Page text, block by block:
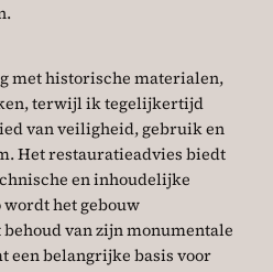
met historische materialen,
terwijl ik tegelijkertijd
van veiligheid, gebruik en
Het restauratieadvies biedt
en inhoudelijke
wordt het gebouw
van zijn monumentale
een belangrijke basis voor